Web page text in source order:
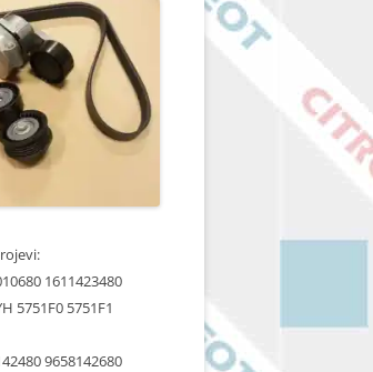
1611423480
5751F0 5751F1
9658142680